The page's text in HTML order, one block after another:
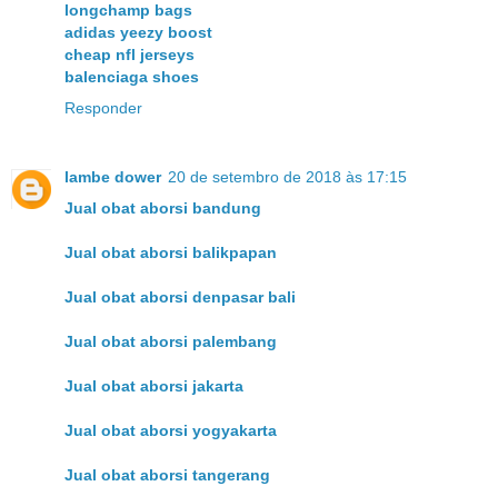
longchamp bags
adidas yeezy boost
cheap nfl jerseys
balenciaga shoes
Responder
lambe dower 20 de setembro de 2018 às 17:15
Jual obat aborsi bandung
Jual obat aborsi balikpapan
Jual obat aborsi denpasar bali
Jual obat aborsi palembang
Jual obat aborsi jakarta
Jual obat aborsi yogyakarta
Jual obat aborsi tangerang